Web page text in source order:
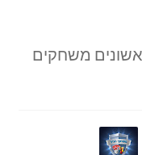
משחקים